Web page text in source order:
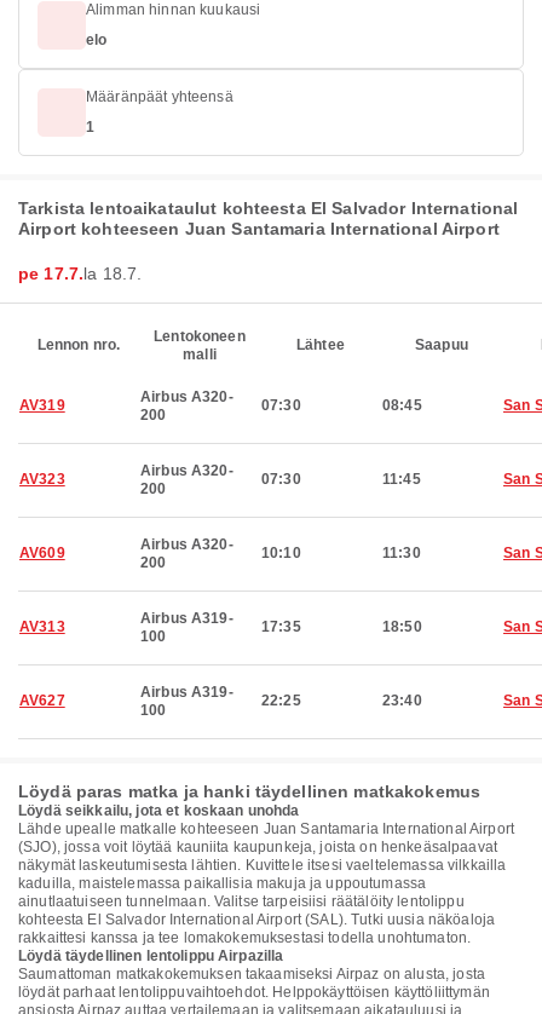
Alimman hinnan kuukausi
elo
Määränpäät yhteensä
1
Tarkista lentoaikataulut kohteesta El Salvador International
Airport kohteeseen Juan Santamaria International Airport
pe 17.7.la 18.7.
Lennon nro.
Lentokoneen
malli
Lähtee Saapuu
AV319
Airbus A320-
200
07:30 08:45 San
AV323
Airbus A320-
200
07:30 11:45 San
AV609
Airbus A320-
200
10:10 11:30 San
AV313
Airbus A319-
100
17:35 18:50 San
AV627
Airbus A319-
100
22:25 23:40 San
Löydä paras matka ja hanki täydellinen matkakokemus
Löydä seikkailu, jota et koskaan unohda
Lähde upealle matkalle kohteeseen Juan Santamaria International Airport
(SJO), jossa voit löytää kauniita kaupunkeja, joista on henkeäsalpaavat
näkymät laskeutumisesta lähtien. Kuvittele itsesi vaeltelemassa vilkkailla
kaduilla, maistelemassa paikallisia makuja ja uppoutumassa
ainutlaatuiseen tunnelmaan. Valitse tarpeisiisi räätälöity lentolippu
kohteesta El Salvador International Airport (SAL). Tutki uusia näköaloja
rakkaittesi kanssa ja tee lomakokemuksestasi todella unohtumaton.
Löydä täydellinen lentolippu Airpazilla
Saumattoman matkakokemuksen takaamiseksi Airpaz on alusta, josta
löydät parhaat lentolippuvaihtoehdot. Helppokäyttöisen käyttöliittymän
ansiosta Airpaz auttaa vertailemaan ja valitsemaan aikatauluusi ja